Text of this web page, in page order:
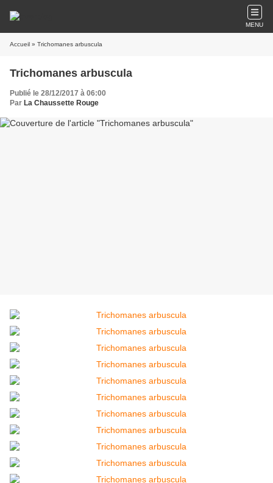
MENU
Accueil » Trichomanes arbuscula
Trichomanes arbuscula
Publié le 28/12/2017 à 06:00
Par La Chaussette Rouge